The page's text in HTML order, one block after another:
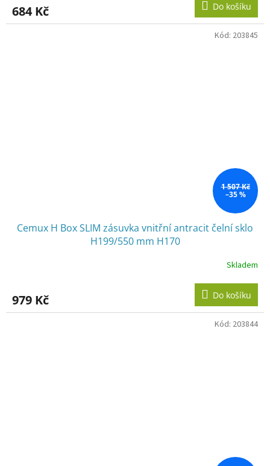
684 Kč Do košíku
1 507 Kč
–35 %
Cemux H Box SLIM zásuvka vnitřní antracit čelní sklo
H199/550 mm H170
Skladem
979 Kč Do košíku
Kód: 203845
Kód: 203844